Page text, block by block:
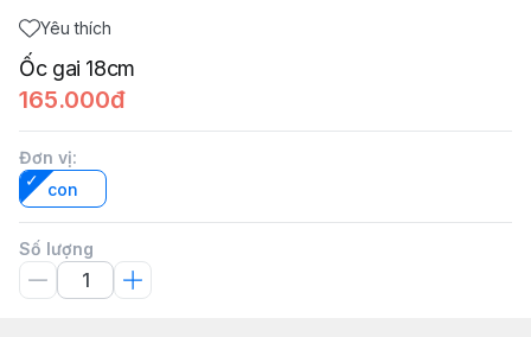
Yêu thích
Ốc gai 18cm
165.000đ
Đơn vị:
con
Số lượng